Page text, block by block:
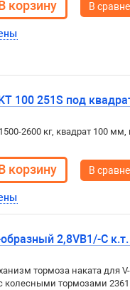
В
100 251S под
2600 кг, квадрат 100 мм,
В
2,8VB1/-C
тормоза наката для
с колесными тормозами